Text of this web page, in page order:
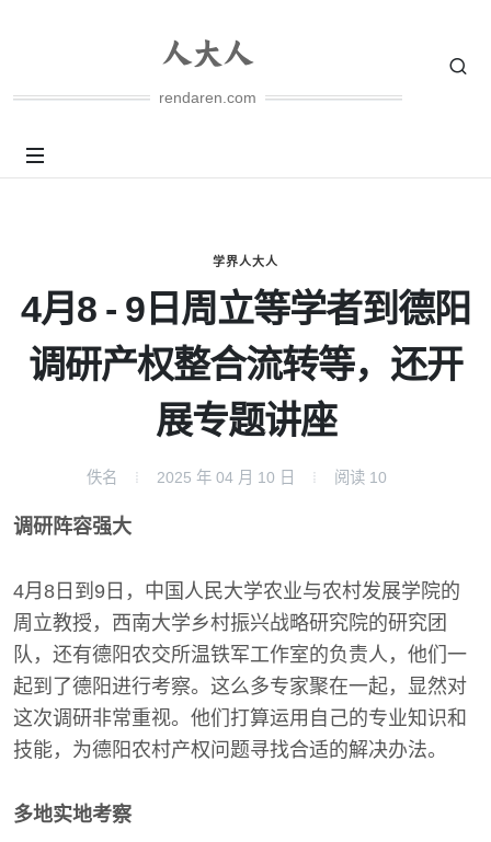
rendaren.com
学界人大人
4月8 - 9日周立等学者到德阳
调研产权整合流转等，还开
展专题讲座
佚名 2025 年 04 月 10 日 阅读 10
调研阵容强大
4月8日到9日，中国人民大学农业与农村发展学院的
周立教授，西南大学乡村振兴战略研究院的研究团
队，还有德阳农交所温铁军工作室的负责人，他们一
起到了德阳进行考察。这么多专家聚在一起，显然对
这次调研非常重视。他们打算运用自己的专业知识和
技能，为德阳农村产权问题寻找合适的解决办法。
多地实地考察